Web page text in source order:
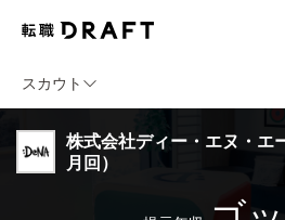
スカウト
株式会社ディー・エヌ・エ
月回）